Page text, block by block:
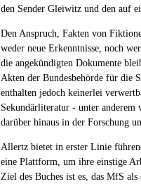
den Sender Gleiwitz und den auf
Den Anspruch, Fakten von
weder neue Erkenntnisse, noch
die angekündigten Dokumente
Akten der Bundesbehörde für die
enthalten jedoch keinerlei
Sekundärliteratur - unter anderem
darüber hinaus in der Forschung
Allertz bietet in erster Linie
eine Plattform, um ihre einstige
Ziel des Buches ist es, das MfS